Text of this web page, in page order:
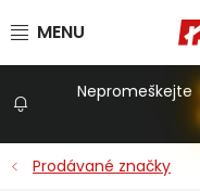
Nepromeškejte
Prodávané značky